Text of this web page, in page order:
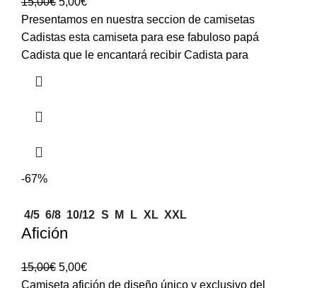
Presentamos en nuestra seccion de camisetas
Cadistas esta camiseta para ese fabuloso papá
Cadista que le encantará recibir Cadista para
-67%
4/5 6/8 10/12 S M L XL XXL
Afición
15,00€ 5,00€
Camiseta afición de diseño único y exclusivo del